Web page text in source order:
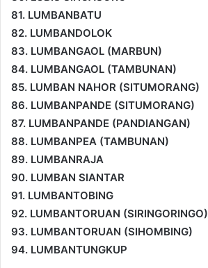
81. LUMBANBATU
82. LUMBANDOLOK
83. LUMBANGAOL (MARBUN)
84. LUMBANGAOL (TAMBUNAN)
85. LUMBAN NAHOR (SITUMORANG)
86. LUMBANPANDE (SITUMORANG)
87. LUMBANPANDE (PANDIANGAN)
88. LUMBANPEA (TAMBUNAN)
89. LUMBANRAJA
90. LUMBAN SIANTAR
91. LUMBANTOBING
92. LUMBANTORUAN (SIRINGORINGO)
93. LUMBANTORUAN (SIHOMBING)
94. LUMBANTUNGKUP